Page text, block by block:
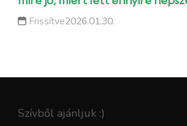
Frissítve2026.01.30.
Szívből ajánljuk :)